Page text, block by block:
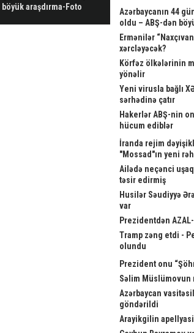
böyük araşdırma-Foto
açıqlama
Azərbaycanın 44
oldu – ABŞ-dən
Ermənilər
xərcləyəcək?
Körfəz ölkələrinin
yönəlir
Yeni virusla bağlı
sərhədinə çatır
Hakerlər ABŞ-nin
hücum ediblər
İranda rejim
"Mossad"ın yeni
Ailədə neçənci uşaq
təsir edirmiş
Husilər Səudiyyə
var
Prezidentdən AZAL-
Tramp zəng etdi -
olundu
Prezident onu
Səlim Müslümovun
Azərbaycan
göndərildi
Arayikgilin